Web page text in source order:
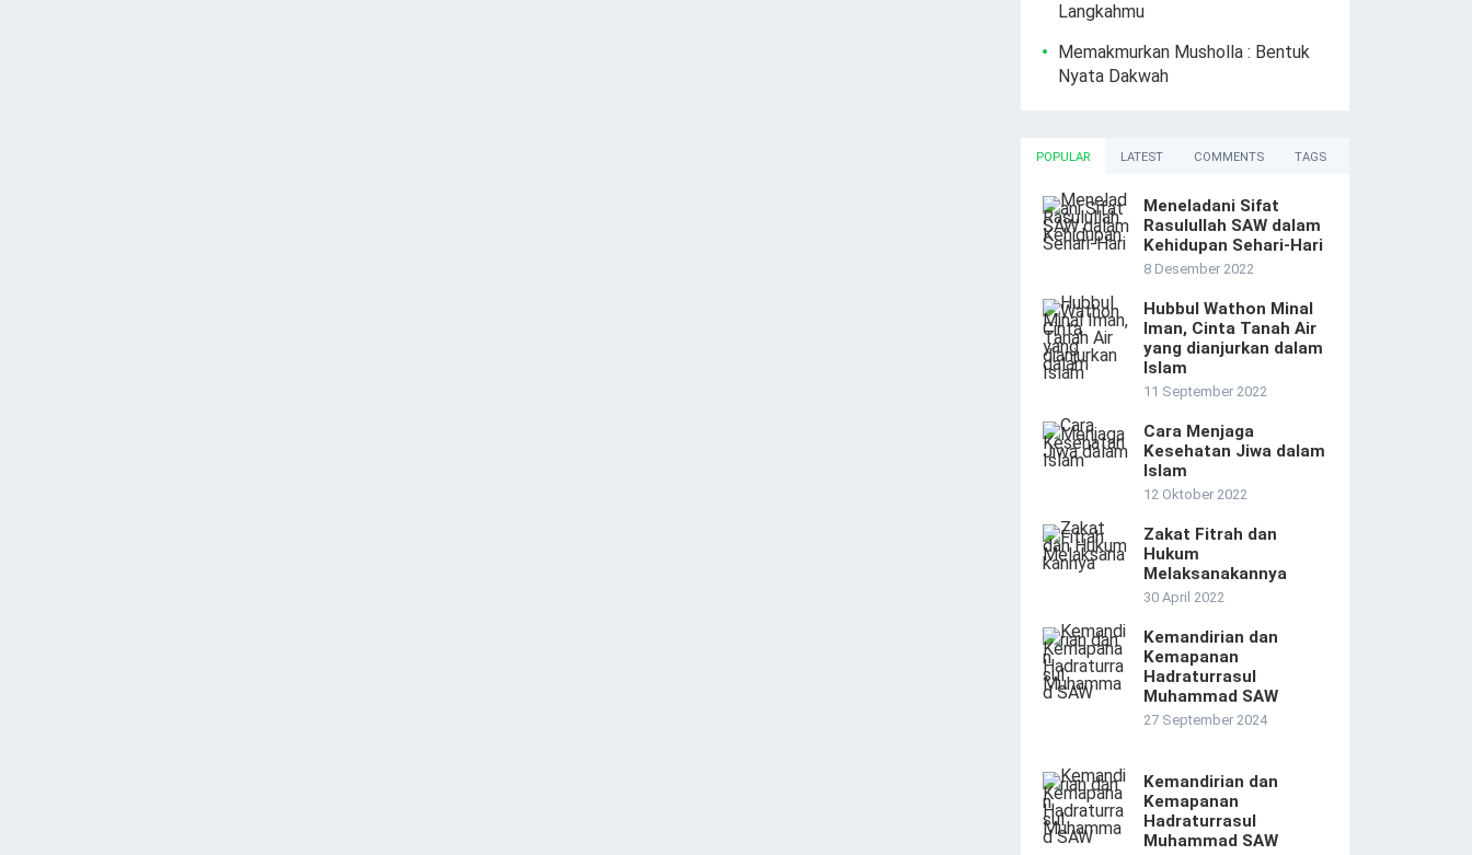
Langkahmu
Memakmurkan Musholla : Bentuk
Nyata Dakwah
POPULAR LATEST COMMENTS TAGS
Meneladani Sifat
Rasulullah SAW dalam
Kehidupan Sehari-Hari
8 Desember 2022
Hubbul Wathon Minal
Iman, Cinta Tanah Air
yang dianjurkan dalam
Islam
11 September 2022
Cara Menjaga
Kesehatan Jiwa dalam
Islam
12 Oktober 2022
Zakat Fitrah dan
Hukum
Melaksanakannya
30 April 2022
Kemandirian dan
Kemapanan
Hadraturrasul
Muhammad SAW
27 September 2024
Kemandirian dan
Kemapanan
Hadraturrasul
Muhammad SAW